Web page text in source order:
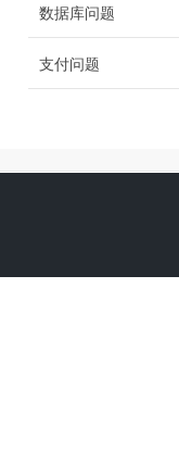
数据库问题
支付问题